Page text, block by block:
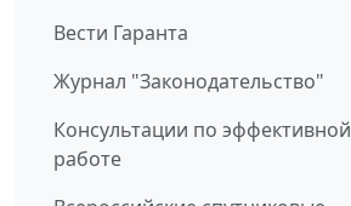
Вести Гаранта
Журнал "Законодательство"
Консультации по эффективной
работе